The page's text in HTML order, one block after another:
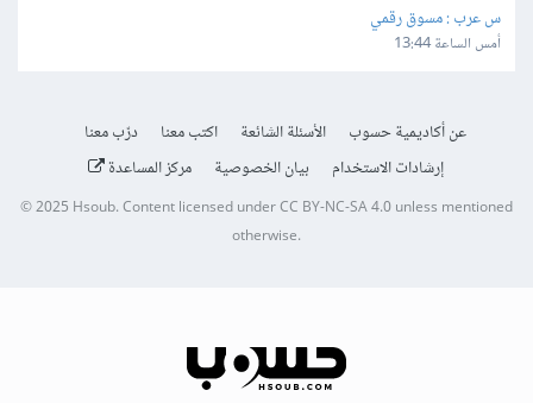
س عرب : مسوق رقمي
أمس الساعة 13:44
عن أكاديمية حسوب الأسئلة الشائعة اكتب معنا
درّب معنا
إرشادات الاستخدام
بيان الخصوصية مركز المساعدة
© 2025 Hsoub.Content licensed underCC BY-NC-SA 4.0unless mentioned
otherwise.